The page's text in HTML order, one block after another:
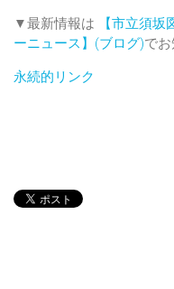
▼最新情報は 【市立須坂
ーニュース】(ブログ)でお
永続的リンク